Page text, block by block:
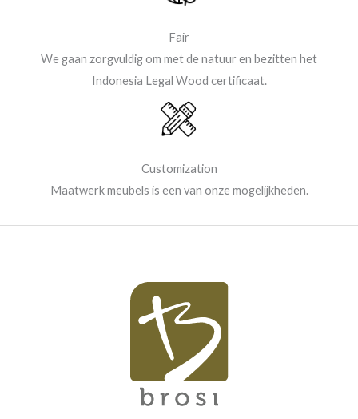
Fair
We gaan zorgvuldig om met de natuur en bezitten het
Indonesia Legal Wood certificaat.
Customization
Maatwerk meubels is een van onze mogelijkheden.